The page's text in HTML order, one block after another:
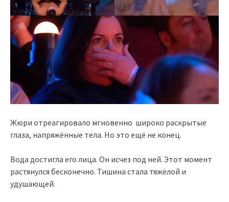
Жюри отреагировало мгновенно широко раскрытые
глаза, напряжённые тела. Но это ещё не конец.
Вода достигла его лица. Он исчез под ней. Этот момент
растянулся бесконечно. Тишина стала тяжёлой и
удушающей.